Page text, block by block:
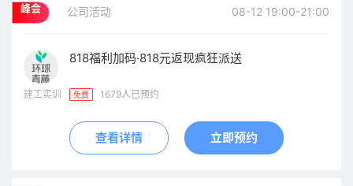
峰会 公司活动 08-12 19:00-21:00
建工实训
818福利加码·818元返现疯狂派送
免费 1679人已预约
查看详情 立即预约